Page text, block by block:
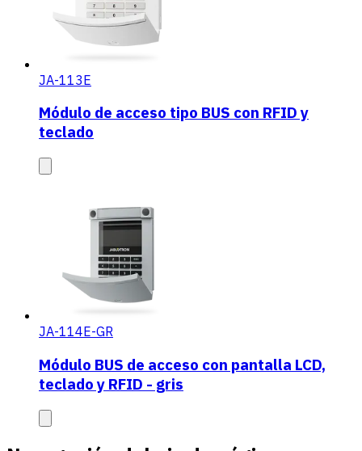
JA-113E
Módulo de acceso tipo BUS con RFID y
teclado
JA-114E-GR
Módulo BUS de acceso con pantalla LCD,
teclado y RFID - gris